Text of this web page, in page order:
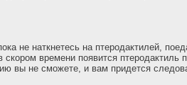
не наткнетесь на птеродактилей,
скором времени появится птеродактиль
вы не сможете, и вам придется